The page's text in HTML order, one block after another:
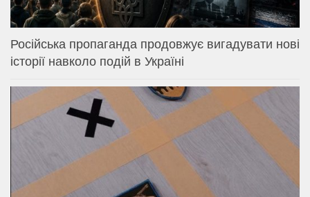
Російська пропаганда продовжує вигадувати нові
історії навколо подій в Україні